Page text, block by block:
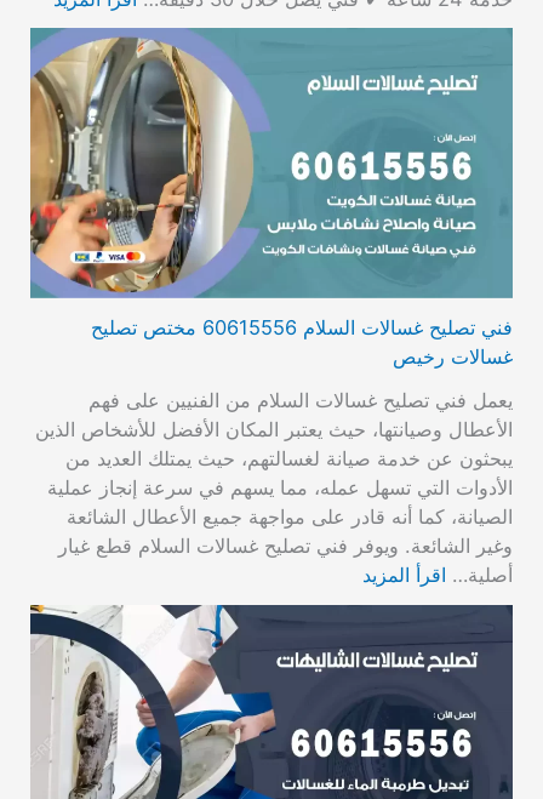
فني تصليح غسالات السلام 60615556 مختص تصليح
غسالات رخيص
يعمل فني تصليح غسالات السلام من الفنيين على فهم
الأعطال وصيانتها، حيث يعتبر المكان الأفضل للأشخاص الذين
يبحثون عن خدمة صيانة لغسالتهم، حيث يمتلك العديد من
الأدوات التي تسهل عمله، مما يسهم في سرعة إنجاز عملية
الصيانة، كما أنه قادر على مواجهة جميع الأعطال الشائعة
وغير الشائعة. ويوفر فني تصليح غسالات السلام قطع غيار
أصلية… اقرأ المزيد